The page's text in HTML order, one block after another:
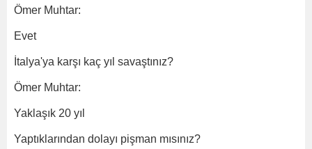
Ömer Muhtar:
Evet
İtalya'ya karşı kaç yıl savaştınız?
Ömer Muhtar:
Yaklaşık 20 yıl
Yaptıklarından dolayı pişman mısınız?